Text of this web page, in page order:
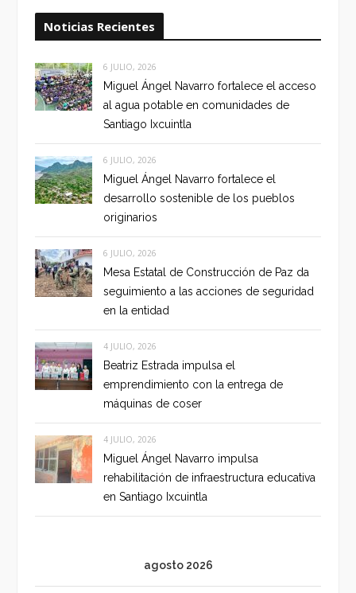
Noticias Recientes
6 JULIO, 2026
Miguel Ángel Navarro fortalece el acceso
al agua potable en comunidades de
Santiago Ixcuintla
6 JULIO, 2026
Miguel Ángel Navarro fortalece el
desarrollo sostenible de los pueblos
originarios
6 JULIO, 2026
Mesa Estatal de Construcción de Paz da
seguimiento a las acciones de seguridad
en la entidad
4 JULIO, 2026
Beatriz Estrada impulsa el
emprendimiento con la entrega de
máquinas de coser
4 JULIO, 2026
Miguel Ángel Navarro impulsa
rehabilitación de infraestructura educativa
en Santiago Ixcuintla
agosto 2026